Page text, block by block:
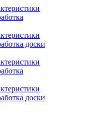
доски
доски